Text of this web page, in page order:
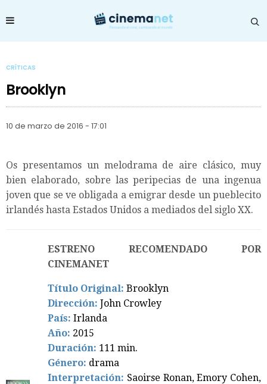
CRÍTICAS
Brooklyn
10 de marzo de 2016 - 17:01
Os presentamos un melodrama de aire clásico, muy
bien elaborado, sobre las peripecias de una ingenua
joven que se ve obligada a emigrar desde un pueblecito
irlandés hasta Estados Unidos a mediados del siglo XX.
ESTRENO RECOMENDADO POR
CINEMANET
Título Original: Brooklyn
Dirección: John Crowley
País: Irlanda
Año: 2015
Duración: 111 min.
Género: drama
Interpretación: Saoirse Ronan, Emory Cohen,